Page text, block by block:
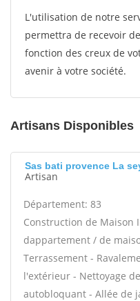
L'utilisation de notre
permettra de recevoir
fonction des creux de
avenir à votre société.
Artisans Disponibles
Sas bati provence La
Artisan
Département: 83
Construction de Maison
dappartement / de
Terrassement -
l'extérieur - Nettoyage
autobloquant - Allée de